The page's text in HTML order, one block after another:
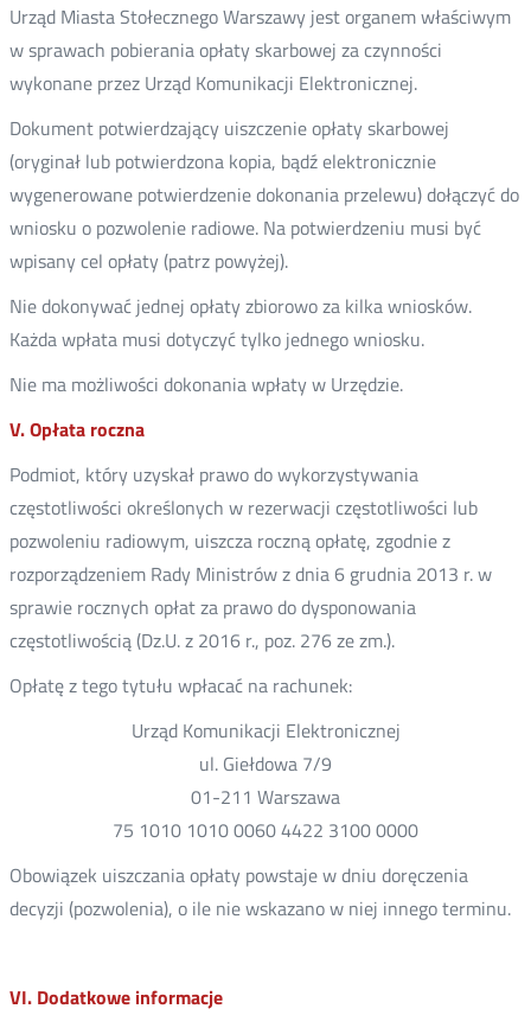
Urząd Miasta Stołecznego Warszawy jest organem właściwym
w sprawach pobierania opłaty skarbowej za czynności
wykonane przez Urząd Komunikacji Elektronicznej.
Dokument potwierdzający uiszczenie opłaty skarbowej
(oryginał lub potwierdzona kopia, bądź elektronicznie
wygenerowane potwierdzenie dokonania przelewu) dołączyć do
wniosku o pozwolenie radiowe. Na potwierdzeniu musi być
wpisany cel opłaty (patrz powyżej).
Nie dokonywać jednej opłaty zbiorowo za kilka wniosków.
Każda wpłata musi dotyczyć tylko jednego wniosku.
Nie ma możliwości dokonania wpłaty w Urzędzie.
V. Opłata roczna
Podmiot, który uzyskał prawo do wykorzystywania
częstotliwości określonych w rezerwacji częstotliwości lub
pozwoleniu radiowym, uiszcza roczną opłatę, zgodnie z
rozporządzeniem Rady Ministrów z dnia 6 grudnia 2013 r. w
sprawie rocznych opłat za prawo do dysponowania
częstotliwością (Dz.U. z 2016 r., poz. 276 ze zm.).
Opłatę z tego tytułu wpłacać na rachunek:
Urząd Komunikacji Elektronicznej
ul. Giełdowa 7/9
01-211 Warszawa
75 1010 1010 0060 4422 3100 0000
Obowiązek uiszczania opłaty powstaje w dniu doręczenia
decyzji (pozwolenia), o ile nie wskazano w niej innego terminu.
VI. Dodatkowe informacje